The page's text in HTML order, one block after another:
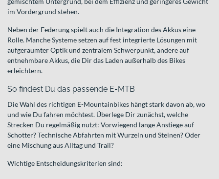
im Vordergrund stehen.
Neben der Federung spielt auch die Integration des Akkus eine
Rolle. Manche Systeme setzen auf fest integrierte Lösungen mit
aufgeräumter Optik und zentralem Schwerpunkt, andere auf
entnehmbare Akkus, die Dir das Laden außerhalb des Bikes
erleichtern.
So findest Du das passende E-MTB
Die Wahl des richtigen E-Mountainbikes hängt stark davon ab, wo
und wie Du fahren möchtest. Überlege Dir zunächst, welche
Strecken Du regelmäßig nutzt: Vorwiegend lange Anstiege auf
Schotter? Technische Abfahrten mit Wurzeln und Steinen? Oder
eine Mischung aus Alltag und Trail?
Wichtige Entscheidungskriterien sind: